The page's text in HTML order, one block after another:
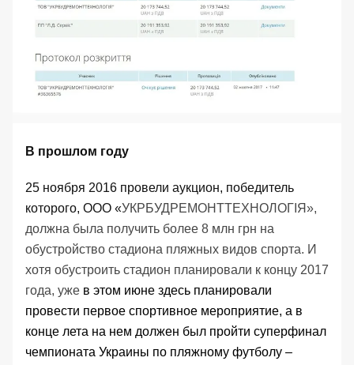
В прошлом году
25 ноября 2016 провели аукцион, победитель
которого, ООО «УКРБУДРЕМОНТТЕХНОЛОГІЯ»,
должна была получить более 8 млн грн на
обустройство стадиона пляжных видов спорта. И
хотя обустроить стадион планировали к концу 2017
года, уже в этом июне здесь планировали
провести первое спортивное мероприятие, а в
конце лета на нем должен был пройти суперфинал
чемпионата Украины по пляжному футболу –